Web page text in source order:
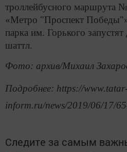
троллейбусного маршрута
«Метро "Проспект
парка им. Горького
шаттл.
Фото: архив/Михаил
Подробнее: https://
inform.ru/news/2019/06/17/
Следите за самым